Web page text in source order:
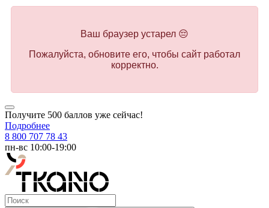
Ваш браузер устарел 😔
Пожалуйста, обновите его, чтобы сайт работал
корректно.
Получите 500 баллов уже сейчас!
Подробнее
8 800 707 78 43
пн-вс 10:00-19:00